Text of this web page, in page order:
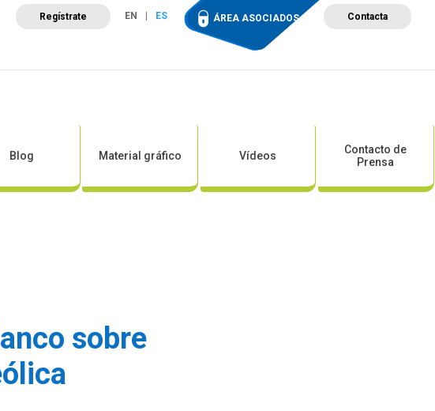
Regístrate EN ES ÁREA ASOCIADOS Contacta
Campus de Formación
Blog Material gráfico Vídeos
Contacto de
Prensa
sobre